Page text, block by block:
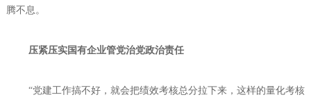
腾不息。
压紧压实国有企业管党治党政治责任
“党建工作搞不好，就会把绩效考核总分拉下来，这样的量化考核